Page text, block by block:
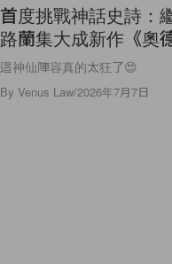
首度挑戰神話史詩：
路蘭集大成新作《奧
這神仙陣容真的太狂了😍
By Venus Law/2026年7月7日